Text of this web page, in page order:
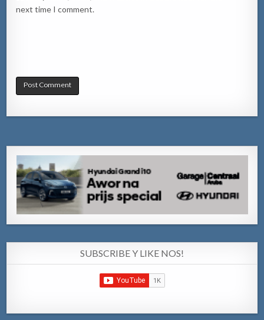
next time I comment.
SUBSCRIBE Y LIKE NOS!